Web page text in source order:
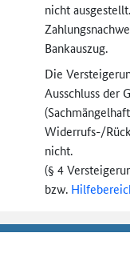
nicht
Bankauszug.
Die
Ausschluss der
Widerrufs-/
nicht.
(§ 4
bzw.